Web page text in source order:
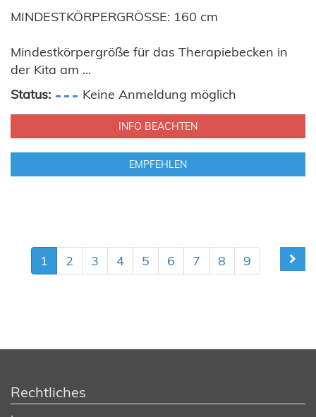
MINDESTKÖRPERGRÖSSE: 160 cm
Mindestkörpergröße für das Therapiebecken in
der Kita am ...
Status:
Keine Anmeldung möglich
INFO BEACHTEN
EMPFEHLEN
1 2 3 4 5 6 7 8 9
Rechtliches